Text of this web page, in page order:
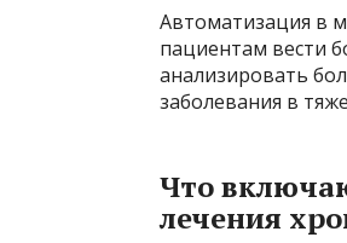
Автоматизация в
пациентам вести
анализировать
заболевания в
Что
лечения